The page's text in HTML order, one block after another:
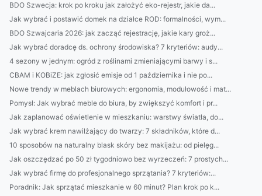
BDO Szwecja: krok po kroku jak założyć eko-rejestr, jakie da...
Jak wybrać i postawić domek na działce ROD: formalności, wym...
BDO Szwajcaria 2026: jak zacząć rejestrację, jakie kary groż...
Jak wybrać doradcę ds. ochrony środowiska? 7 kryteriów: audy...
4 sezony w jednym: ogród z roślinami zmieniającymi barwy i s...
CBAM i KOBiZE: jak zgłosić emisje od 1 października i nie po...
Nowe trendy w meblach biurowych: ergonomia, modułowość i mat...
Pomysł: Jak wybrać meble do biura, by zwiększyć komfort i pr...
Jak zaplanować oświetlenie w mieszkaniu: warstwy światła, do...
Jak wybrać krem nawilżający do twarzy: 7 składników, które d...
10 sposobów na naturalny blask skóry bez makijażu: od pielęg...
Jak oszczędzać po 50 zł tygodniowo bez wyrzeczeń: 7 prostych...
Jak wybrać firmę do profesjonalnego sprzątania? 7 kryteriów:...
Poradnik: Jak sprzątać mieszkanie w 60 minut? Plan krok po k...